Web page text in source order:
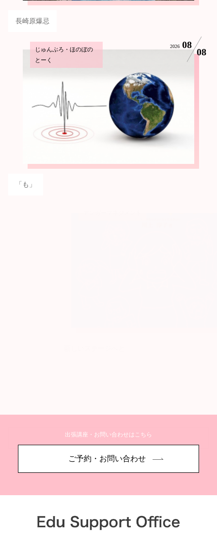
長崎原爆忌
じゅんぶろ・ほのぼの
とーく
2026 08
08
「も」
詳しく見る
出張講座・お問い合わせはこちら
ご予約・お問い合わせ